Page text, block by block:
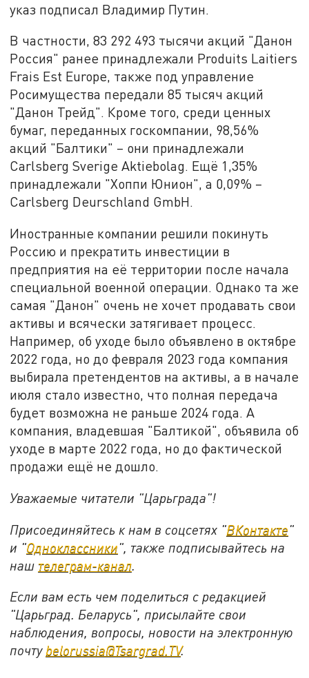
указ подписал Владимир Путин.
В частности, 83 292 493 тысячи акций "Данон
Россия" ранее принадлежали Produits Laitiers
Frais Est Europe, также под управление
Росимущества передали 85 тысяч акций
"Данон Трейд". Кроме того, среди ценных
бумаг, переданных госкомпании, 98,56%
акций "Балтики" – они принадлежали
Carlsberg Sverige Aktiebolag. Ещё 1,35%
принадлежали "Хоппи Юнион", а 0,09% –
Carlsberg Deurschland GmbH.
Иностранные компании решили покинуть
Россию и прекратить инвестиции в
предприятия на её территории после начала
специальной военной операции. Однако та же
самая "Данон" очень не хочет продавать свои
активы и всячески затягивает процесс.
Например, об уходе было объявлено в октябре
2022 года, но до февраля 2023 года компания
выбирала претендентов на активы, а в начале
июля стало известно, что полная передача
будет возможна не раньше 2024 года. А
компания, владевшая "Балтикой", объявила об
уходе в марте 2022 года, но до фактической
продажи ещё не дошло.
Уважаемые читатели "Царьграда"!
Присоединяйтесь к нам в соцсетях "ВКонтакте"
и "Одноклассники", также подписывайтесь на
наш телеграм-канал
Если вам есть чем поделиться с редакцией
"Царьград. Беларусь", присылайте свои
наблюдения, вопросы, новости на электронную
почту belorussia@Tsargrad.TV.